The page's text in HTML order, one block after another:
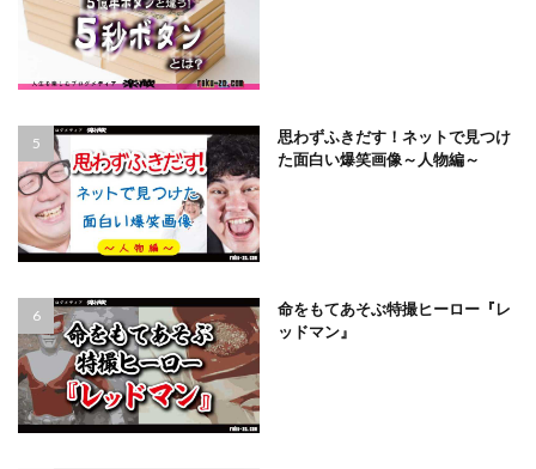
思わずふきだす！ネットで見つけ
た面白い爆笑画像～人物編～
命をもてあそぶ特撮ヒーロー『レ
ッドマン』